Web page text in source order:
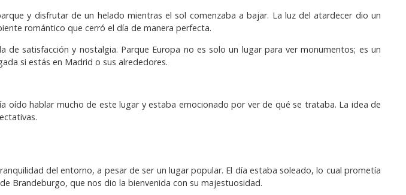
y disfrutar de un helado mientras el sol comenzaba a bajar. La luz del atardecer dio un
romántico que cerró el día de manera perfecta.
satisfacción y nostalgia. Parque Europa no es solo un lugar para ver monumentos; es un
si estás en Madrid o sus alrededores.
oído hablar mucho de este lugar y estaba emocionado por ver de qué se trataba. La idea de
del entorno, a pesar de ser un lugar popular. El día estaba soleado, lo cual prometía
Brandeburgo, que nos dio la bienvenida con su majestuosidad.